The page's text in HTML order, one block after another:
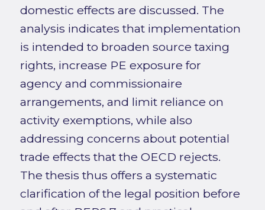
domestic effects are discussed. The
analysis indicates that implementation
is intended to broaden source taxing
rights, increase PE exposure for
agency and commissionaire
arrangements, and limit reliance on
activity exemptions, while also
addressing concerns about potential
trade effects that the OECD rejects.
The thesis thus offers a systematic
clarification of the legal position before